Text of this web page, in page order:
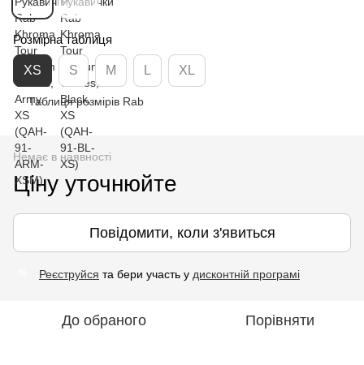
Розмірна таблиця
XS S M L XL
Таблиця розмірів Rab
Немає в наявності
Ціну уточнюйте
Повідомити, коли з'явиться
Реєструйся та бери участь у дисконтній програмі
До обраного Порівняти